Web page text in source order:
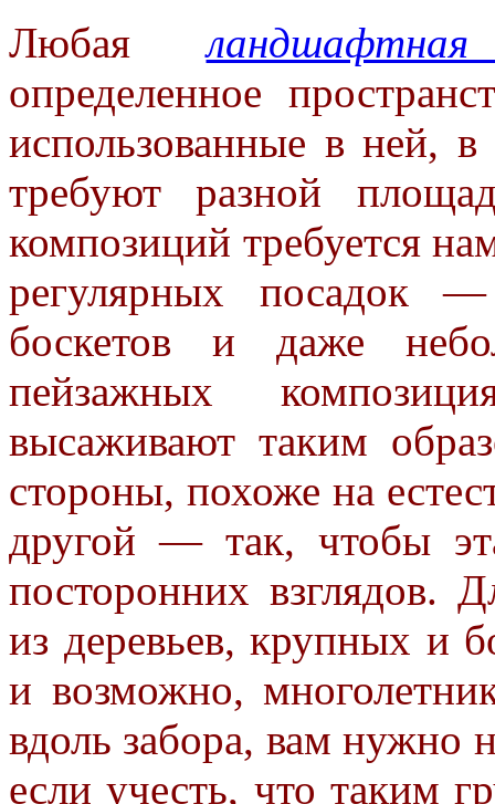
Любая
определенное
использованные в ней, в
требуют разной
композиций требуется
регулярных посадок
боскетов и даже
пейзажных
высаживают таким
стороны, похоже на
другой — так, чтобы
посторонних взглядов.
из деревьев, крупных и
и возможно,
вдоль забора, вам нужно
если учесть, что таким